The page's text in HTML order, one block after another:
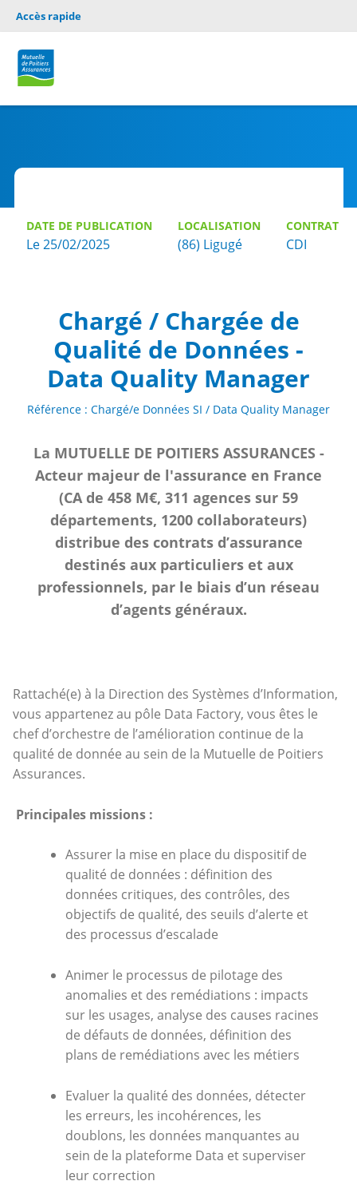
Accès rapide
DATE DE PUBLICATION
Le 25/02/2025
LOCALISATION
(86) Ligugé
CONTRAT
CDI
Chargé / Chargée de
Qualité de Données -
Data Quality Manager
Référence : Chargé/e Données SI / Data Quality Manager
La MUTUELLE DE POITIERS ASSURANCES -
Acteur majeur de l'assurance en France
(CA de 458 M€, 311 agences sur 59
départements, 1200 collaborateurs)
distribue des contrats d’assurance
destinés aux particuliers et aux
professionnels, par le biais d’un réseau
d’agents généraux.
Rattaché(e) à la Direction des Systèmes d’Information,
vous appartenez au pôle Data Factory, vous êtes le
chef d’orchestre de l’amélioration continue de la
qualité de donnée au sein de la Mutuelle de Poitiers
Assurances.
Principales missions :
Assurer la mise en place du dispositif de
qualité de données : définition des
données critiques, des contrôles, des
objectifs de qualité, des seuils d’alerte et
des processus d’escalade
Animer le processus de pilotage des
anomalies et des remédiations : impacts
sur les usages, analyse des causes racines
de défauts de données, définition des
plans de remédiations avec les métiers
Evaluer la qualité des données, détecter
les erreurs, les incohérences, les
doublons, les données manquantes au
sein de la plateforme Data et superviser
leur correction